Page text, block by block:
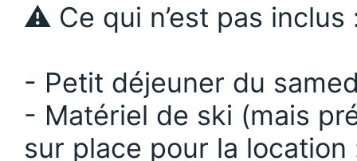
⚠️ Ce qui n’est pas inclus
- Petit déjeuner du
- Matériel de ski (mais
sur place pour la location